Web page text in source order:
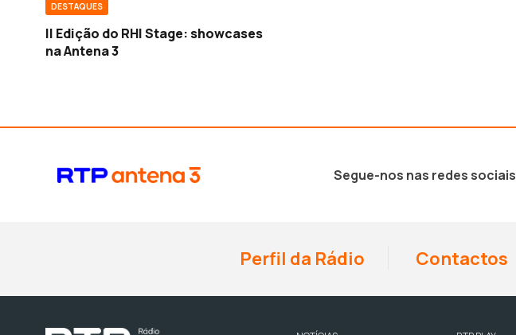
DESTAQUES
II Edição do RHI Stage: showcases
na Antena 3
Segue-nos nas redes sociais
Perfil da Rádio Contactos